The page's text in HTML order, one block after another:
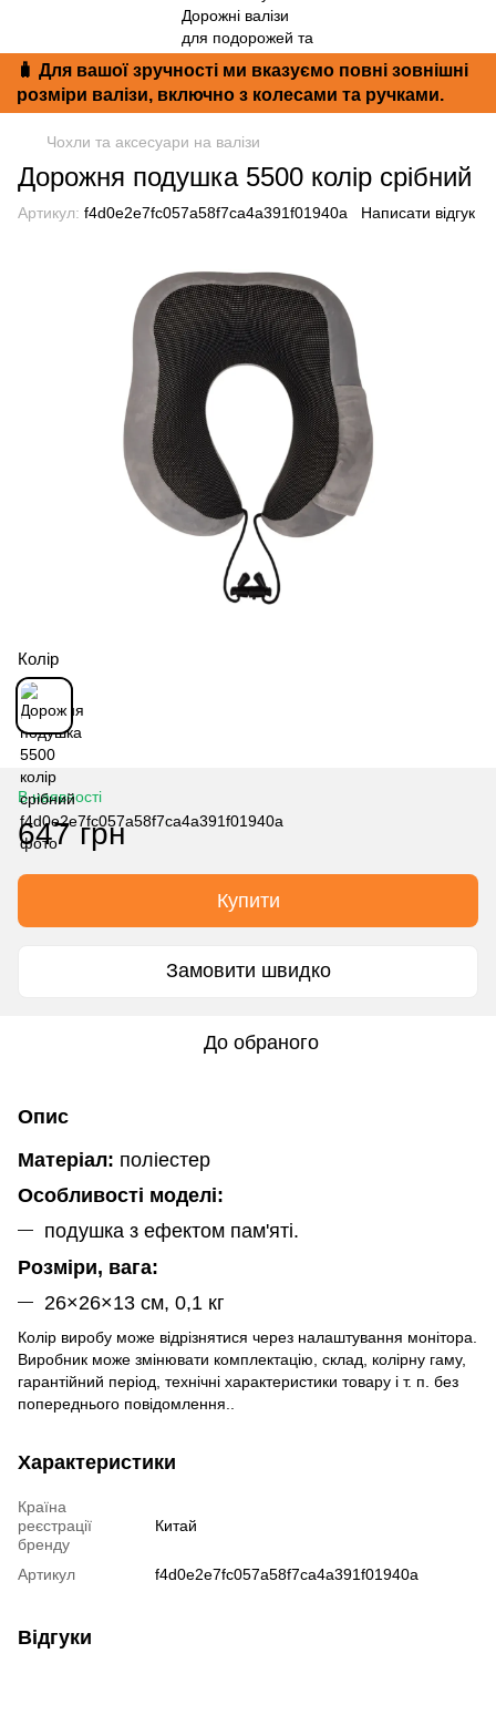
🧳 Для вашої зручності ми вказуємо повні зовнішні
розміри валізи, включно з колесами та ручками.
Чохли та аксесуари на валізи
Дорожня подушка 5500 колір срібний
Артикул: f4d0e2e7fc057a58f7ca4a391f01940a Написати відгук
Колір
В наявності
647 грн
Купити
Замовити швидко
До обраного
Опис
Матеріал: поліестер
Особливості моделі:
подушка з ефектом пам'яті.
Розміри, вага:
26×26×13 см, 0,1 кг
Колір виробу може відрізнятися через налаштування монітора.
Виробник може змінювати комплектацію, склад, колірну гаму,
гарантійний період, технічні характеристики товару і т. п. без
попереднього повідомлення..
Характеристики
Країна
реєстрації
бренду
Китай
Артикул f4d0e2e7fc057a58f7ca4a391f01940a
Відгуки